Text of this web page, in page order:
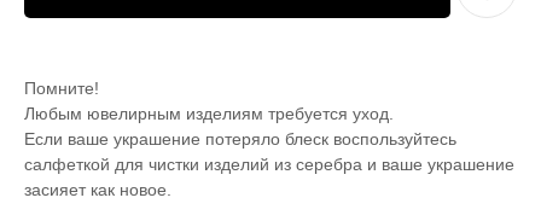
Помните!
Любым ювелирным изделиям требуется уход.
Если ваше украшение потеряло блеск воспользуйтесь
салфеткой для чистки изделий из серебра и ваше украшение
засияет как новое.